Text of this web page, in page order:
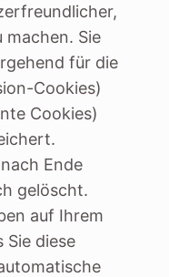
Sie
für die
Cookies)
Cookies)
Ende
gelöscht.
auf Ihrem
Sie diese